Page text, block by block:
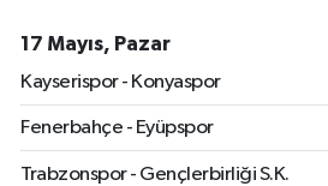
17 Mayıs, Pazar
Kayserispor - Konyaspor
Fenerbahçe - Eyüpspor
Trabzonspor - Gençlerbirliği S.K.